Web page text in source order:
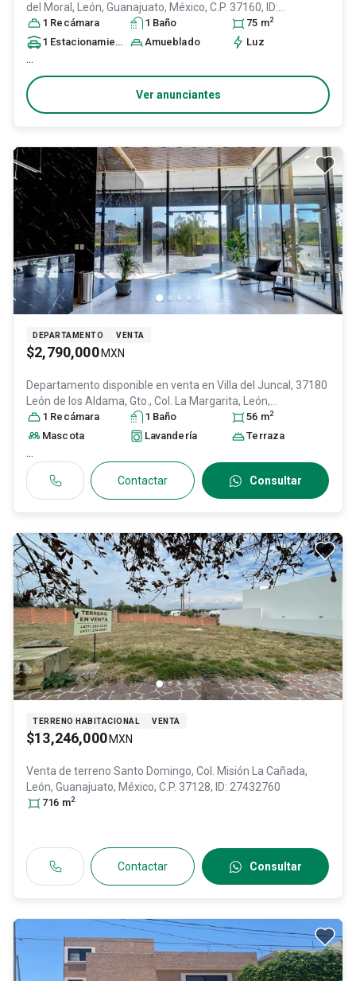
del Moral,
León, Guanajuato, México, C.P. 37160, ID:
28203874
1 Recámara 1 Baño 75 m2
1 Estacionamiento Amueblado Luz
...
Ver anunciantes
DEPARTAMENTO VENTA
$2,790,000 MXN
Departamento disponible en venta en Villa del Juncal, 37180
León de los Aldama, Gto., Col. La Margarita,
León,
Guanajuato, México , C.P. 37180 30884694
1 Recámara 1 Baño 56 m2
Mascota Lavandería Terraza
...
Contactar Consultar
TERRENO HABITACIONAL VENTA
$13,246,000 MXN
Venta de terreno Santo Domingo, Col. Misión La Cañada,
León, Guanajuato, México, C.P. 37128, ID: 27432760
716 m2
Contactar Consultar